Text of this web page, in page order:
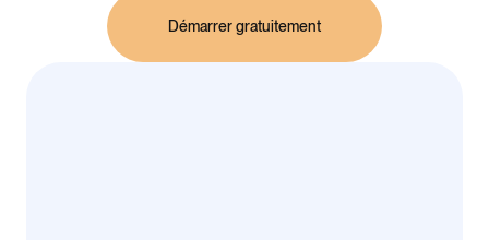
Démarrer gratuitement